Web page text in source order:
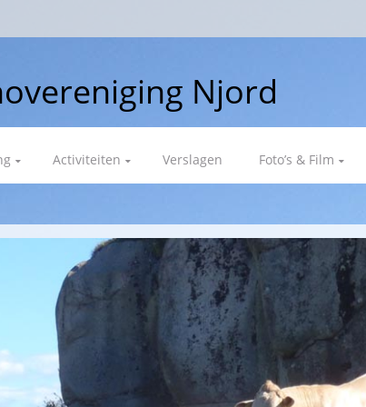
Njord
Activiteiten Verslagen Foto’s & Film